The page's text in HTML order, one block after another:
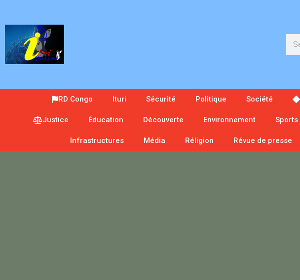
RD Congo Ituri Sécurité Politique Société
Justice Éducation Découverte Environnement Sports
Infrastructures Média Réligion Révue de presse